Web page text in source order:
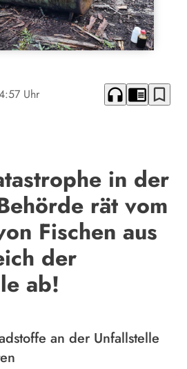
Uhr headphones chrome_reader_mode bookmark_border
in der
rät vom
Fischen aus
der
ab!
an der Unfallstelle